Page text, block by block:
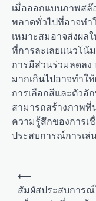
เมื่อออกแบบภาพส
พลาดทั่วไปที่อาจทำ
เหมาะสมอาจส่งผ
ที่การละเลยแนวโน้
การมีส่วนร่วมลดลง
มากเกินไปอาจทำใ
การเลือกสีและตัว
สามารถสร้างภาพที่
ความรู้สึกของการเ
ประสบการณ์การเล่
Post
navigation
⟵
สัมผัสประสบการ